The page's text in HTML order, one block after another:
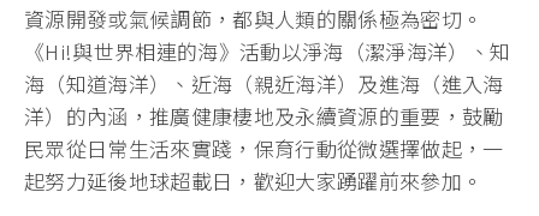
資源開發或氣候調節，都與人類的關係極為密切。
《Hi!與世界相連的海》活動以淨海（潔淨海洋）、知
海（知道海洋）、近海（親近海洋）及進海（進入海
洋）的內涵，推廣健康棲地及永續資源的重要，鼓勵
民眾從日常生活來實踐，保育行動從微選擇做起，一
起努力延後地球超載日，歡迎大家踴躍前來參加。